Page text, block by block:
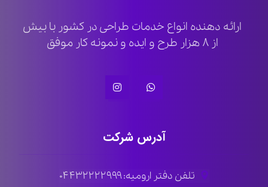
ارائه دهنده انواع خدمات طراحی در کشور با بیش
از ۸ هزار طرح و ایده و نمونه کار موفق
آدرس شرکت
تلفن دفتر ارومیه: ۰۴۴۳۲۲۲۲۹۹۹